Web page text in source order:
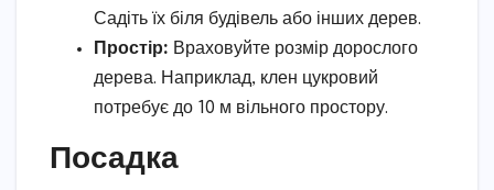
Садіть їх біля будівель або інших дерев.
Простір: Враховуйте розмір дорослого
дерева. Наприклад, клен цукровий
потребує до 10 м вільного простору.
Посадка